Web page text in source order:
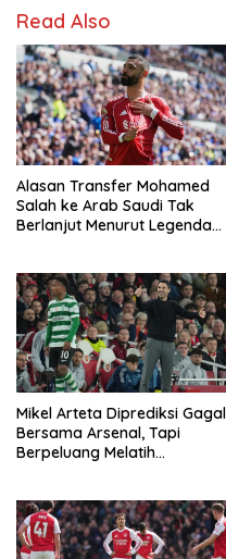
Read Also
Alasan Transfer Mohamed
Salah ke Arab Saudi Tak
Berlanjut Menurut Legenda
Mikel Arteta Diprediksi Gagal
Bersama Arsenal, Tapi
Berpeluang Melatih